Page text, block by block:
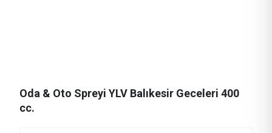
Oda & Oto Spreyi YLV Balıkesir Geceleri 400
cc.